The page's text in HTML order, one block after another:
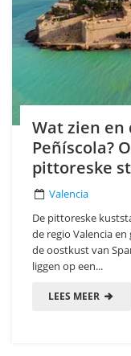
Wat zien en
Peñíscola?
pittoreske
Valencia
De pittoreske
de regio Valencia
de oostkust van
liggen op een...
LEES MEER